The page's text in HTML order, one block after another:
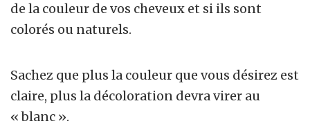
de la couleur de vos cheveux et si ils sont
colorés ou naturels.
Sachez que plus la couleur que vous désirez est
claire, plus la décoloration devra virer au
« blanc ».